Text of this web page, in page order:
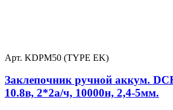
Арт. KDPM50 (TYPE EK)
Заклепочник ручной аккум.
10.8в, 2*2а/ч, 10000н, 2,4-5мм.